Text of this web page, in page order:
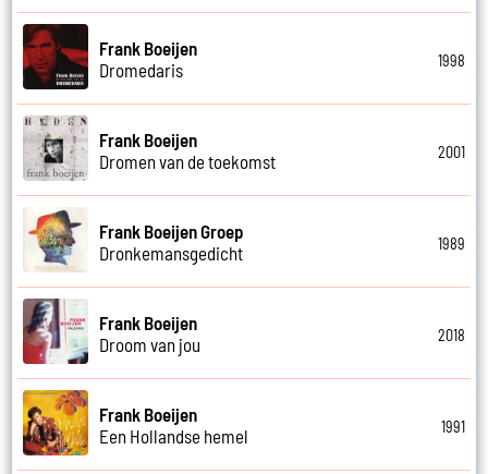
Frank Boeijen
Dromedaris
1998
Frank Boeijen
Dromen van de toekomst
2001
Frank Boeijen Groep
Dronkemansgedicht
1989
Frank Boeijen
Droom van jou
2018
Frank Boeijen
Een Hollandse hemel
1991